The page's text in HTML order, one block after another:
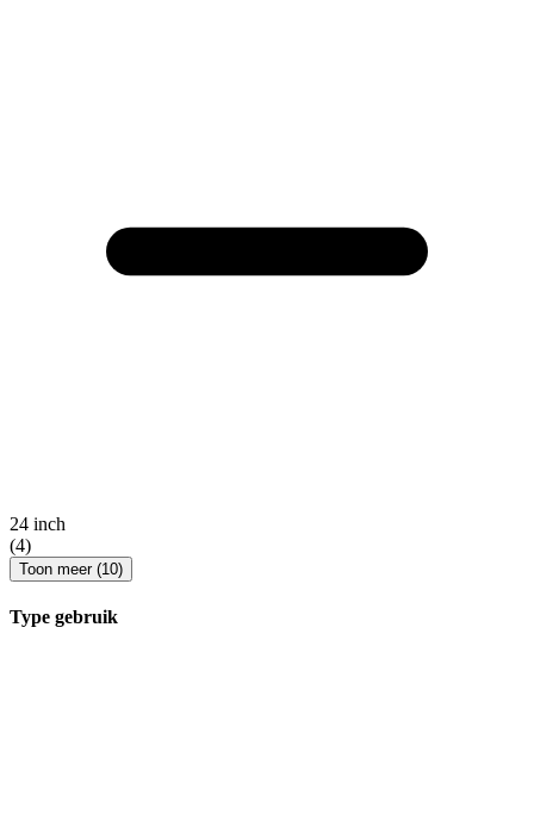
24 inch
(4)
Toon meer (10)
Type gebruik